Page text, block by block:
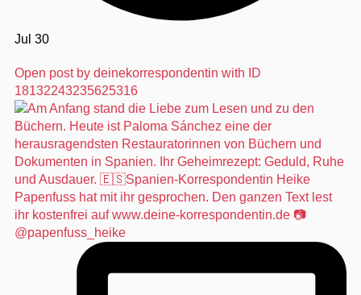
Jul 30
Open post by deinekorrespondentin with ID
18132243235625316